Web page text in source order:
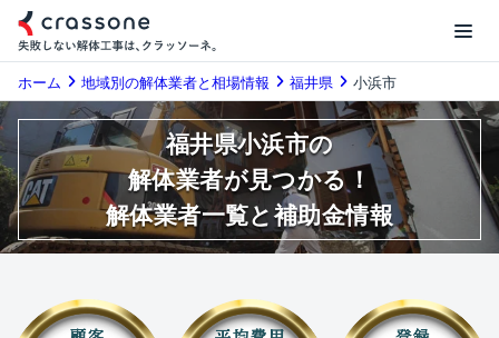
ホーム 地域別の解体業者と相場情報 福井県 小浜市
福井県小浜市の
解体業者が見つかる！
解体業者一覧と補助金情報